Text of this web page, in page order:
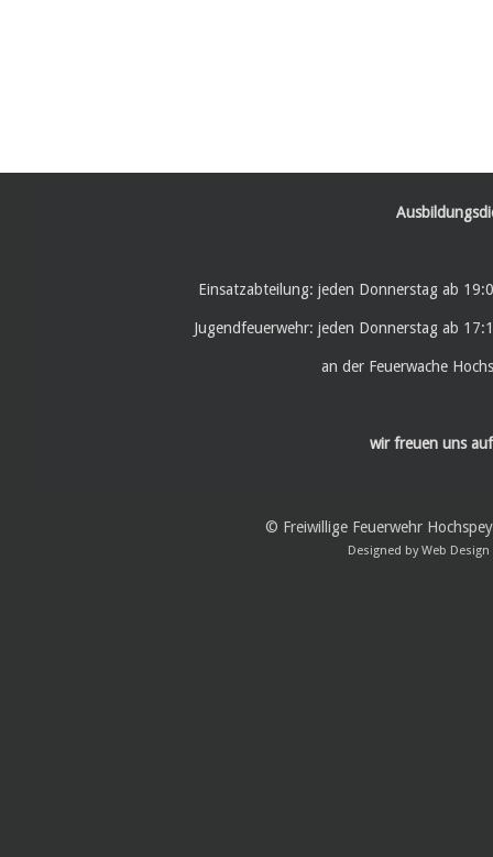
Einsatzabteilung: jeden Donnerstag ab
Jugendfeuerwehr: jeden Donnerstag ab
an der Feuerwache
wir freuen uns
© Freiwillige Feuerwehr
Designed byWeb Design